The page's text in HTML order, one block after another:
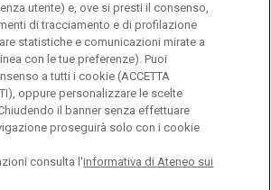
del Sacro Cuore
20123 Milano
utente) e, ove si presti il consenso,
di tracciamento e di profilazione
statistiche e comunicazioni mirate a
con le tue preferenze). Puoi
a tutti i cookie (ACCETTA
oppure personalizzare le scelte
il banner senza effettuare
proseguirà solo con i cookie
consulta l'informativa di Ateneo sui